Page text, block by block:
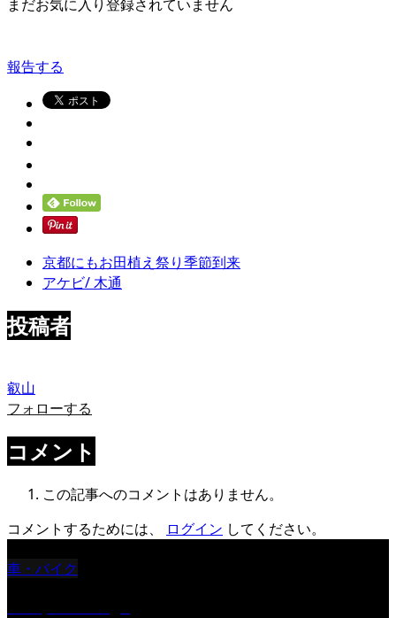
まだお気に入り登録されていません
報告する
京都にもお田植え祭り季節到来
アケビ/ 木通
投稿者
叡山
フォローする
コメント
この記事へのコメントはありません。
コメントするためには、
ログイン してください。
車・バイク